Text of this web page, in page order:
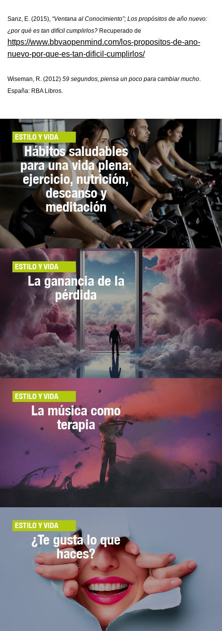
Sanz, E. (2015), “Ventana al Conocimiento”; Los propósitos de año nuevo:
¿por qué es tan difícil cumplirlos? Recuperado de
https://www.bbvaopenmind.com/los-propositos-de-ano-
nuevo-por-que-es-tan-dificil-cumplirlos/
Wiseman, R. (2012) 59 segundos, piensa un poco para cambiar mucho.
España: RBA Libros.
ESTILO Y VIDA
Hábitos saludables
para una vida plena:
ejercicio, nutrición,
descanso y
meditación
ESTILO Y VIDA
La ganancia de la
pérdida
ESTILO Y VIDA
La música como
terapia
ESTILO Y VIDA
¿Te gusta lo que
haces?